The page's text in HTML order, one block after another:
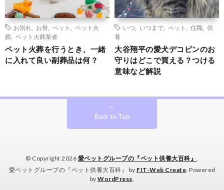
お別れ お骨 ペット
ペット火
葬
ペット火葬業者
ペット火葬を行うとき、一緒
に入れて良い副葬品は何？
いつ いつまで ペット 住職
供
養
大谷翔平の愛犬デコピンのお
守りはどこで買える？つける
意味など解説
Back to Top
© Copyright 2026 愛ペットグループの『ペット供養大百科』.
愛ペットグループの『ペット供養大百科』 by FIT-Web Create. Powered
byWordPress.